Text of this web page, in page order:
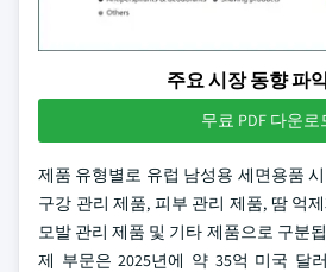
주요 시장 동향 파
무료 PDF 다운로
제품 유형별로 유럽 남성용 세면용품
구강 관리 제품, 피부 관리 제품, 땀 억
모발 관리 제품 및 기타 제품으로 구분
제 부문은 2025년에 약 35억 미국 달